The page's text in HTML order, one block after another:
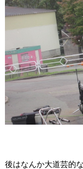
後はなんか大道芸的